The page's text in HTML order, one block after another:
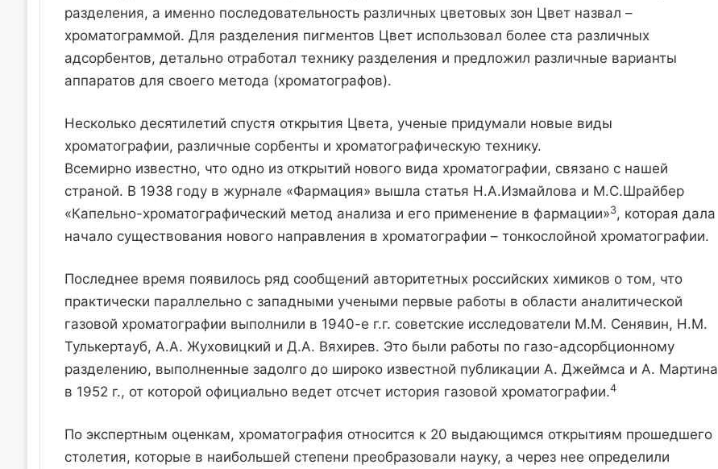
разделения, а именно последовательность различных цветовых зон Цвет назвал –
хроматограммой. Для разделения пигментов Цвет использовал более ста различных
адсорбентов, детально отработал технику разделения и предложил различные варианты
аппаратов для своего метода (хроматографов).
Несколько десятилетий спустя открытия Цвета, ученые придумали новые виды
хроматографии, различные сорбенты и хроматографическую технику.
Всемирно известно, что одно из открытий нового вида хроматографии, связано с нашей
страной. В 1938 году в журнале «Фармация» вышла статья Н.А.Измайлова и М.С.Шрайбер
«Капельно-хроматографический метод анализа и его применение в фармации»3, которая дала
начало существования нового направления в хроматографии – тонкослойной хроматографии.
Последнее время появилось ряд сообщений авторитетных российских химиков о том, что
практически параллельно с западными учеными первые работы в области аналитической
газовой хроматографии выполнили в 1940-е г.г. советские исследователи М.М. Сенявин, Н.М.
Тулькертауб, А.А. Жуховицкий и Д.А. Вяхирев. Это были работы по газо-адсорбционному
разделению, выполненные задолго до широко известной публикации А. Джеймса и А. Мартина
в 1952 г., от которой официально ведет отсчет история газовой хроматографии.4
По экспертным оценкам, хроматография относится к 20 выдающимся открытиям прошедшего
столетия, которые в наибольшей степени преобразовали науку, а через нее определили